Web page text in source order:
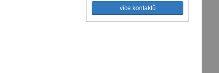
více kontaktů